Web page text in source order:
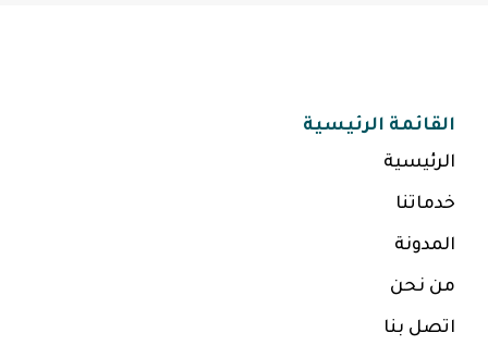
القائمة الرئيسية
الرئيسية
خدماتنا
المدونة
من نحن
اتصل بنا